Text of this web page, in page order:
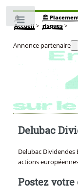
🏠
Accueil>
🏛️
risques>
Annonce partenaire
Delubac
Delubac Dividendes
actions
Postez
Toggle